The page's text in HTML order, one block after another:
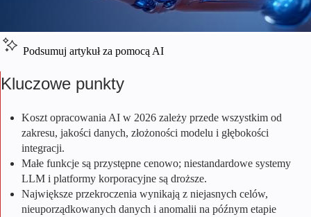
Podsumuj artykuł za pomocą AI
Kluczowe punkty
Koszt opracowania AI w 2026 zależy przede wszystkim od
zakresu, jakości danych, złożoności modelu i głębokości
integracji.
Małe funkcje są przystępne cenowo; niestandardowe systemy
LLM i platformy korporacyjne są droższe.
Największe przekroczenia wynikają z niejasnych celów,
nieuporządkowanych danych i anomalii na późnym etapie